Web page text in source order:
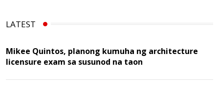
LATEST
Mikee Quintos, planong kumuha ng architecture
licensure exam sa susunod na taon